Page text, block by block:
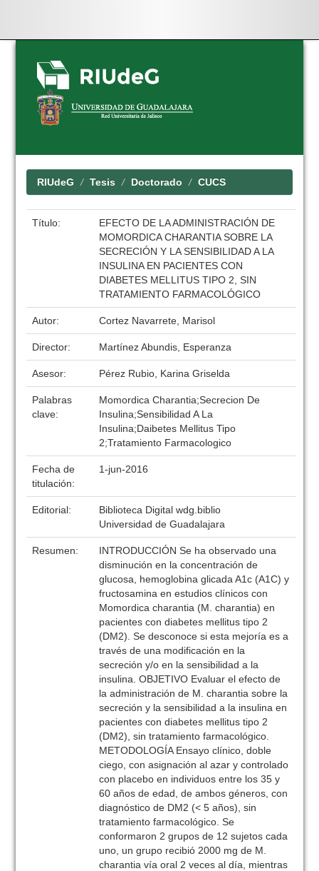
Skip
navigation
RIUdeG Tesis Doctorado CUCS
Título:
EFECTO DE LA ADMINISTRACIÓN DE
MOMORDICA CHARANTIA SOBRE LA
SECRECIÓN Y LA SENSIBILIDAD A LA
INSULINA EN PACIENTES CON
DIABETES MELLITUS TIPO 2, SIN
TRATAMIENTO FARMACOLÓGICO
Autor: Cortez Navarrete, Marisol
Director: Martínez Abundis, Esperanza
Asesor: Pérez Rubio, Karina Griselda
Palabras
clave:
Momordica Charantia;Secrecion De
Insulina;Sensibilidad A La
Insulina;Daibetes Mellitus Tipo
2;Tratamiento Farmacologico
Fecha de
titulación:
1-jun-2016
Editorial:
Biblioteca Digital wdg.biblio
Universidad de Guadalajara
Resumen:
INTRODUCCIÓN Se ha observado una
disminución en la concentración de
glucosa, hemoglobina glicada A1c (A1C) y
fructosamina en estudios clínicos con
Momordica charantia (M. charantia) en
pacientes con diabetes mellitus tipo 2
(DM2). Se desconoce si esta mejoría es a
través de una modificación en la
secreción y/o en la sensibilidad a la
insulina. OBJETIVO Evaluar el efecto de
la administración de M. charantia sobre la
secreción y la sensibilidad a la insulina en
pacientes con diabetes mellitus tipo 2
(DM2), sin tratamiento farmacológico.
METODOLOGÍA Ensayo clínico, doble
ciego, con asignación al azar y controlado
con placebo en individuos entre los 35 y
60 años de edad, de ambos géneros, con
diagnóstico de DM2 (< 5 años), sin
tratamiento farmacológico. Se
conformaron 2 grupos de 12 sujetos cada
uno, un grupo recibió 2000 mg de M.
charantia vía oral 2 veces al día, mientras